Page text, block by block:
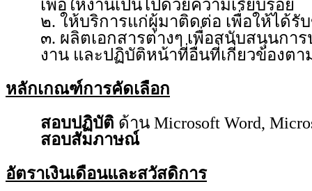
เพื่อให้งานเป็นไปด้วยความเรียบร้อย
๒. ให้บริการแก่ผู้มาติดต่อ เพื่อให้ได้
๓. ผลิตเอกสารต่างๆ เพื่อสนับสนุนกา
งาน และปฏิบัติหน้าที่อื่นที่เกี่ยวข้องต
หลักเกณฑ์การคัดเลือก
สอบปฏิบัติ ด้าน Microsoft Word,
สอบสัมภาษณ์
อัตราเงินเดือนและสวัสดิการ